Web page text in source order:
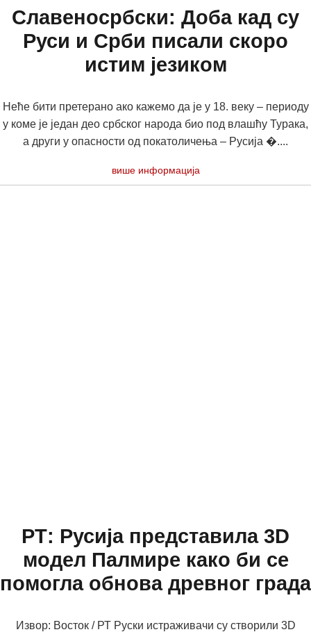
Славеносрбски: Доба кад су
Руси и Срби писали скоро
истим језиком
Неће бити претерано ако кажемо да је у 18. веку – периоду
у коме је један део србског народа био под влашћу Турака,
а други у опасности од покатоличења – Русија �....
више информација
РТ: Русија представила 3D
модел Палмире како би се
помогла обнова древног града
Извор: Восток / РТ Руски истраживачи су створили 3D